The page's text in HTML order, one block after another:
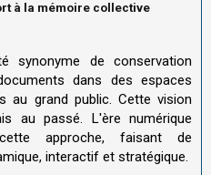
à la mémoire collective
synonyme de conservation
dans des espaces
au grand public. Cette vision
au passé. L'ère numérique
approche, faisant de
interactif et stratégique.